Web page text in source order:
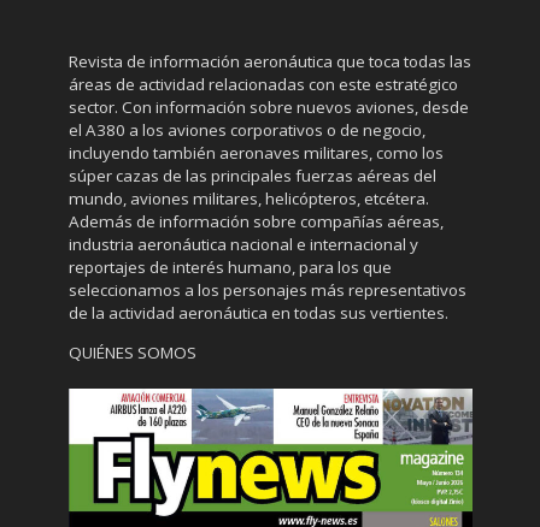
Revista de información aeronáutica que toca todas las
áreas de actividad relacionadas con este estratégico
sector. Con información sobre nuevos aviones, desde
el A380 a los aviones corporativos o de negocio,
incluyendo también aeronaves militares, como los
súper cazas de las principales fuerzas aéreas del
mundo, aviones militares, helicópteros, etcétera.
Además de información sobre compañías aéreas,
industria aeronáutica nacional e internacional y
reportajes de interés humano, para los que
seleccionamos a los personajes más representativos
de la actividad aeronáutica en todas sus vertientes.
QUIÉNES SOMOS